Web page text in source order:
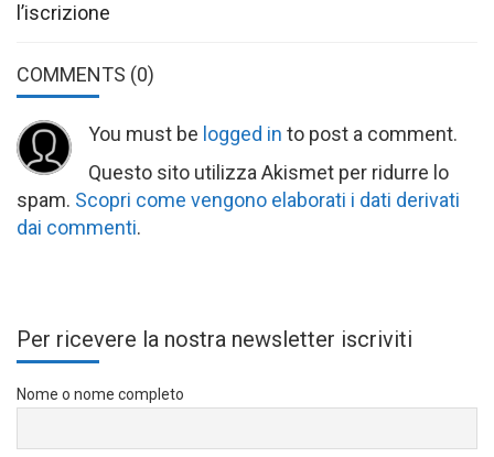
l’iscrizione
COMMENTS (0)
You must be logged in to post a comment.
Questo sito utilizza Akismet per ridurre lo
spam. Scopri come vengono elaborati i dati derivati
dai commenti.
Per ricevere la nostra newsletter iscriviti
Nome o nome completo